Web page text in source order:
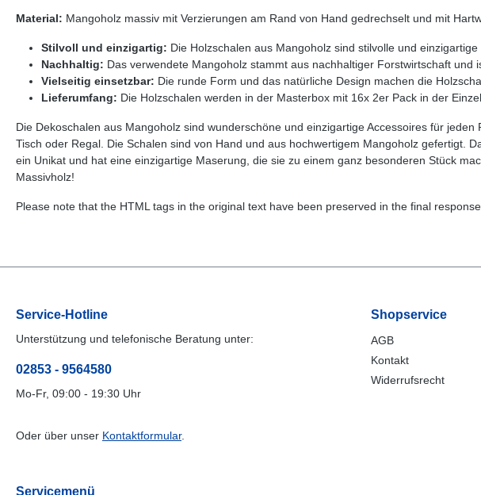
Material: Mangoholz massiv mit Verzierungen am Rand von Hand gedrechselt und mit
Stilvoll und einzigartig: Die Holzschalen aus Mangoholz sind stilvolle und
Nachhaltig: Das verwendete Mangoholz stammt aus nachhaltiger Forstwirtschaft und
Vielseitig einsetzbar: Die runde Form und das natürliche Design machen die
Lieferumfang: Die Holzschalen werden in der Masterbox mit 16x 2er Pack in der
Die Dekoschalen aus Mangoholz sind wunderschöne und einzigartige Accessoires für
Tisch oder Regal. Die Schalen sind von Hand und aus hochwertigem Mangoholz gefertigt.
ein Unikat und hat eine einzigartige Maserung, die sie zu einem ganz besonderen Stück
Massivholz!
Please note that the HTML tags in the original text have been preserved in the final response.
Service-Hotline
Unterstützung und telefonische Beratung unter:
02853 - 9564580
Mo-Fr, 09:00 - 19:30 Uhr
Oder über unser Kontaktformular.
Shopservice
AGB
Kontakt
Widerrufsrecht
Servicemenü